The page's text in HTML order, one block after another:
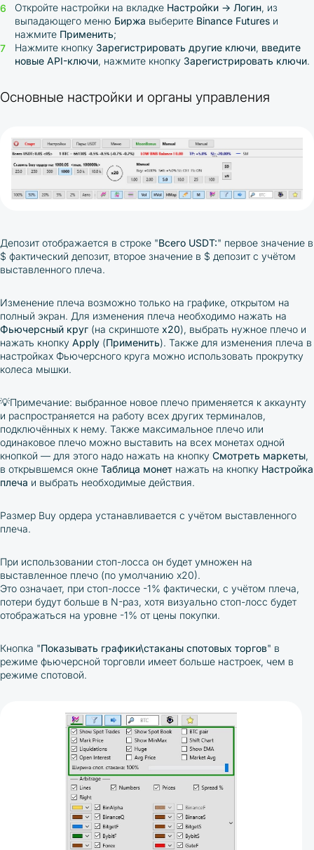
Откройте настройки на вкладке Настройки → Логин, из
выпадающего меню Биржа выберите Binance Futures и
нажмите Применить;
Нажмите кнопку Зарегистрировать другие ключи, введите
новые API-ключи, нажмите кнопку Зарегистрировать ключи.
Основные настройки и органы управления
Депозит отображается в строке "Всего USDT:" первое значение в
$ фактический депозит, второе значение в $ депозит с учётом
выставленного плеча.
Изменение плеча возможно только на графике, открытом на
полный экран. Для изменения плеча необходимо нажать на
Фьючерсный круг (на скриншоте х20), выбрать нужное плечо и
нажать кнопку Apply (Применить). Также для изменения плеча в
настройках Фьючерсного круга можно использовать прокрутку
колеса мышки.
💡Примечание: выбранное новое плечо применяется к аккаунту
и распространяется на работу всех других терминалов,
подключённых к нему. Также максимальное плечо или
одинаковое плечо можно выставить на всех монетах одной
кнопкой — для этого надо нажать на кнопку Смотреть маркеты,
в открывшемся окне Таблица монет нажать на кнопку Настройка
плеча и выбрать необходимые действия.
Размер Buy ордера устанавливается с учётом выставленного
плеча.
При использовании стоп-лосса он будет умножен на
выставленное плечо (по умолчанию х20).
Это означает, при стоп-лоссе -1% фактически, с учётом плеча,
потери будут больше в N-раз, хотя визуально стоп-лосс будет
отображаться на уровне -1% от цены покупки.
Кнопка "Показывать графики\стаканы спотовых торгов" в
режиме фьючерсной торговли имеет больше настроек, чем в
режиме спотовой.